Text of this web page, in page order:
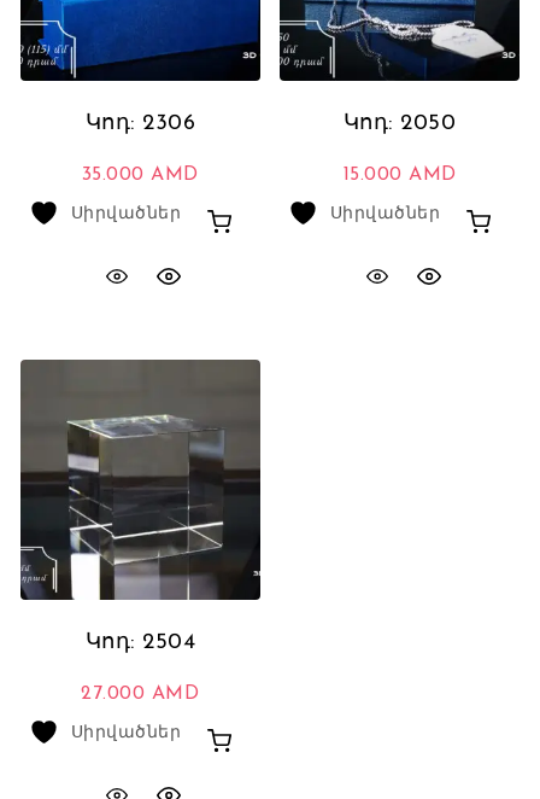
Կոդ: 2306
35.000AMD
Սիրվածներ
Կոդ: 2050
15.000 AMD
Սիրվածներ
Կոդ: 2504
27.000 AMD
Սիրվածներ